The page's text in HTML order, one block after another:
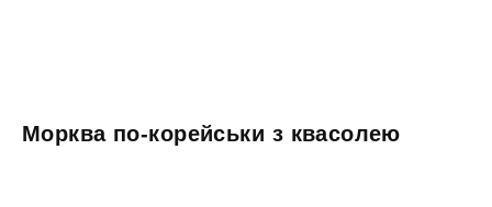
Морква по-корейськи з квасолею